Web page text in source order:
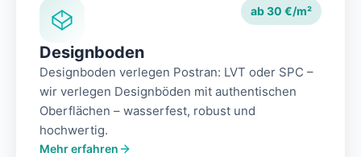
ab 30 €/m²
Designboden
Designboden verlegen Postran: LVT oder SPC –
wir verlegen Designböden mit authentischen
Oberflächen – wasserfest, robust und
hochwertig.
Mehr erfahren